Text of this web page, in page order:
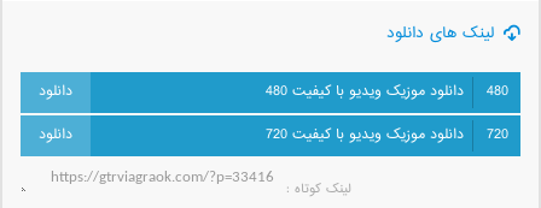
لینک های دانلود
480
دانلود موزیک ویدیو با کیفیت 480
720
دانلود موزیک ویدیو با کیفیت 720
لینک کوتاه‌ :